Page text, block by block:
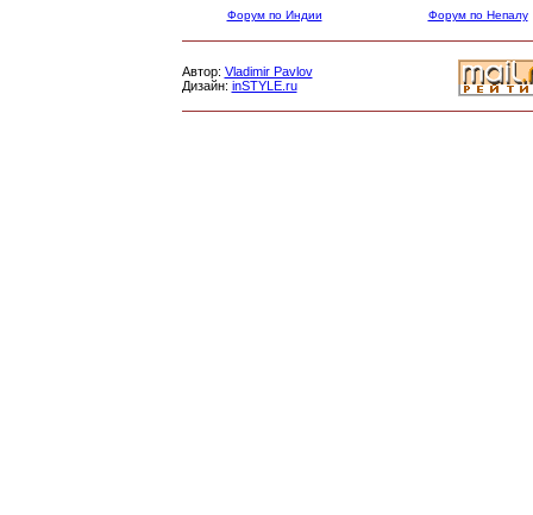
Форум по Индии Форум по Непалу
Автор: Vladimir Pavlov
Дизайн: inSTYLE.ru